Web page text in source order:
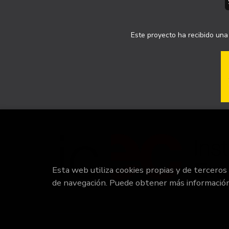
Este proyecto ha recibido
Esta web utiliza cookies propias y de
de navegación. Puede obtener más